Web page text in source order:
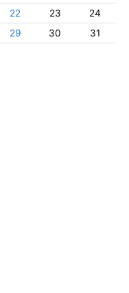
22 23
24
29 30
31